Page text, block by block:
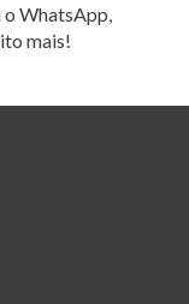
WhatsApp,
mais!